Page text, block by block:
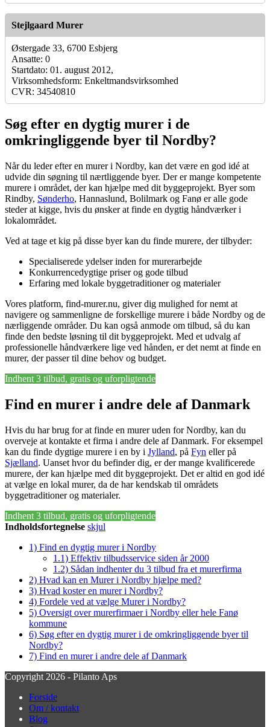
Stejlgaard Murer
Østergade 33, 6700 Esbjerg
Ansatte: 0
Startdato: 01. august 2012,
Virksomhedsform: Enkeltmandsvirksomhed
CVR: 34540810
Søg efter en dygtig murer i de
omkringliggende byer til Nordby?
Når du leder efter en murer i Nordby, kan det være en god idé at
udvide din søgning til nærtliggende byer. Der er mange kompetente
murere i området, der kan hjælpe med dit byggeprojekt. Byer som
Rindby, Sønderho, Hannaslund, Bolilmark og Fanø er alle gode
steder at kigge, hvis du ønsker at finde en dygtig håndværker i
lokalområdet.
Ved at tage et kig på disse byer kan du finde murere, der tilbyder:
Specialiserede ydelser inden for murerarbejde
Konkurrencedygtige priser og gode tilbud
Erfaring med lokale byggetraditioner og materialer
Vores platform, find-murer.nu, giver dig mulighed for nemt at
navigere og sammenligne de forskellige murere i både Nordby og de
nærliggende områder. Du kan også anmode om tilbud, så du kan
finde den bedste løsning til dit byggeprojekt. Med et udvalg af
professionelle håndværkere lige ved hånden, er det nemt at finde en
murer, der passer til dine behov og budget.
Indhent 3 tilbud, gratis og uforpligtende
Find en murer i andre dele af Danmark
Hvis du har brug for at finde en murer uden for Nordby, kan du
overveje at kontakte et firma i andre dele af Danmark. For eksempel
kan du finde dygtige murere i en by i Jylland, på Fyn eller på
Sjælland. Uanset hvor du befinder dig, er der mange kvalificerede
murere, der kan hjælpe med dit byggeprojekt. Det er altid en god idé
at vælge en lokal murer, da de har kendskab til områdets
byggetraditioner og materialer.
Indhent 3 tilbud, gratis og uforpligtende
Indholdsfortegnelse skjul
1) Find en dygtig murer i Nordby
1.1) Effektiv tilbudsservice siden år 2000
1.2) Sådan indhenter du 3 tilbud fra et murerfirma
2) Hvad kan en Murer i Nordby hjælpe med?
3) Hvad koster en murer i Nordby?
4) Fordele ved at vælge Murer i Nordby?
5) Oversigt over murerfirmaer i Nordby eller hele Fanø
kommune
6) Søg efter en dygtig murer i de omkringliggende byer til
Nordby?
7) Find en murer i andre dele af Danmark
Copyright 2026 - Pilanto Aps
Forside
Om / kontakt
Blog